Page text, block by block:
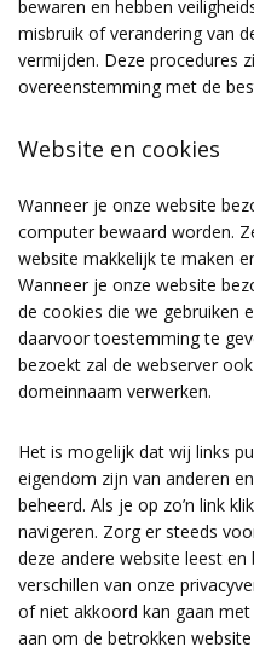
bewaren en hebben
misbruik of verandering van
vermijden. Deze procedures
overeenstemming met de
Website en cookies
Wanneer je onze website
computer bewaard worden.
website makkelijk te maken
Wanneer je onze website
de cookies die we gebruiken
daarvoor toestemming te
bezoekt zal de webserver
domeinnaam verwerken.
Het is mogelijk dat wij links
eigendom zijn van anderen
beheerd. Als je op zo’n link
navigeren. Zorg er steeds
deze andere website leest
verschillen van onze
of niet akkoord kan gaan
aan om de betrokken